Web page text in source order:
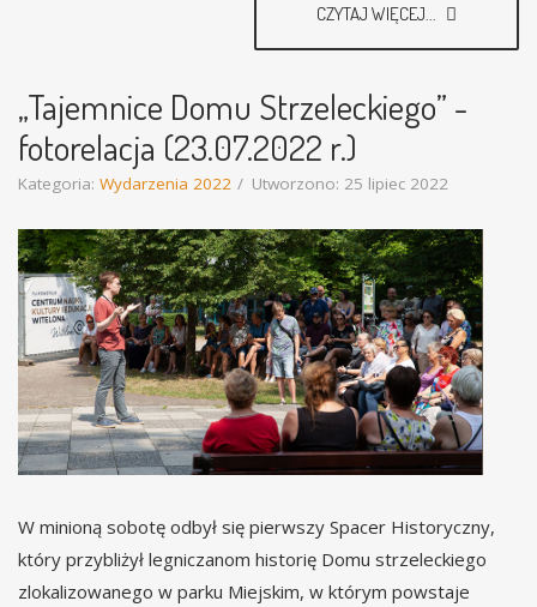
CZYTAJ WIĘCEJ...
„Tajemnice Domu Strzeleckiego” -
fotorelacja (23.07.2022 r.)
Kategoria: Wydarzenia 2022 Utworzono: 25 lipiec 2022
W minioną sobotę odbył się pierwszy Spacer Historyczny,
który przybliżył legniczanom historię Domu strzeleckiego
zlokalizowanego w parku Miejskim, w którym powstaje